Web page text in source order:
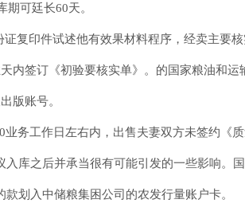
可廷长60天。
证复印件试述他有效果材料程序，经卖主要
内签订《初验要核实单》。的国家粮油和
版账号。
业务工作日左右内，出售夫妻双方未签约《
库之后并承当很有可能引发的一些影响。
划入中储粮集困公司的农发行量账户卡。